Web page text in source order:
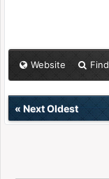
Website Find
« Next Oldest